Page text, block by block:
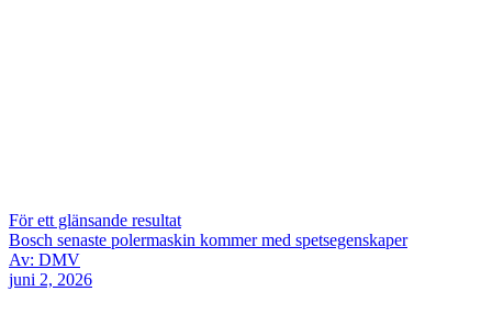
För ett glänsande resultat
Bosch senaste polermaskin kommer med spetsegenskaper
Av: DMV
juni 2, 2026